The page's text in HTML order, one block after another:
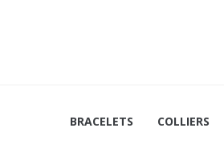
BRACELETS COLLIERS